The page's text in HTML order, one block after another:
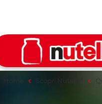
Home Scopri Nutella